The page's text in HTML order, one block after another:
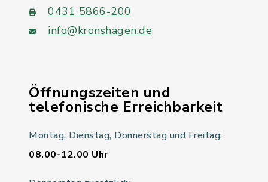
0431 5866-200
info@kronshagen.de
Öffnungszeiten und
telefonische Erreichbarkeit
Montag, Dienstag, Donnerstag und Freitag:
08.00-12.00 Uhr